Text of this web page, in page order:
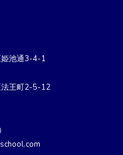
池通3-4-1
法王町2-5-12